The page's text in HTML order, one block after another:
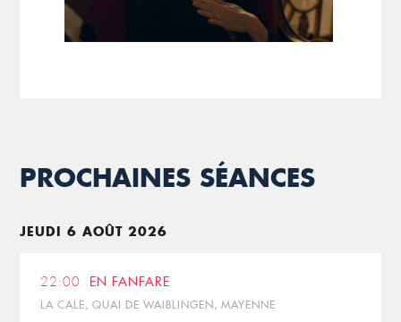
PROCHAINES SÉANCES
JEUDI 6 AOÛT 2026
22:00 EN FANFARE
LA CALE, QUAI DE WAIBLINGEN, MAYENNE